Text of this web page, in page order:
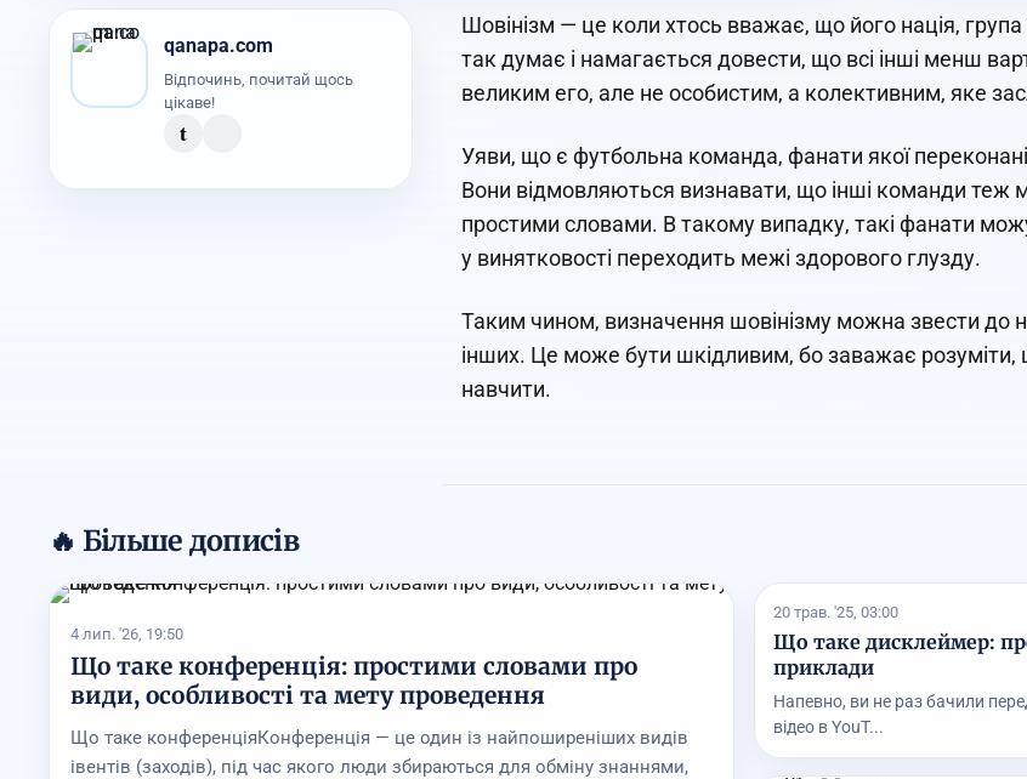
qanapa.com
Відпочинь, почитай щось
цікаве!
t
Шовінізм — це коли хтось вважає, що його нація, група
так думає і намагається довести, що всі інші менш
великим его, але не особистим, а колективним, яке
Уяви, що є футбольна команда, фанати якої переконані,
Вони відмовляються визнавати, що інші команди
простими словами. В такому випадку, такі фанати
у винятковості переходить межі здорового глузду.
Таким чином, визначення шовінізму можна звести до
інших. Це може бути шкідливим, бо заважає розуміти,
навчити.
🔥 Більше дописів
4 лип. '26, 19:50
Що таке конференція: простими словами про
види, особливості та мету проведення
Що таке конференціяКонференція — це один із найпоширеніших видів
івентів (заходів), під час якого люди збираються для обміну знаннями,
20 трав. '25, 03:00
Що таке дисклеймер:
приклади
Напевно, ви не раз бачили
відео в YouT...